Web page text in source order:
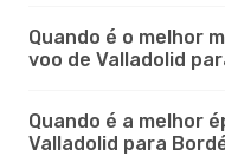
Quando é o melhor
voo de Valladolid
Quando é a melhor
Valladolid para